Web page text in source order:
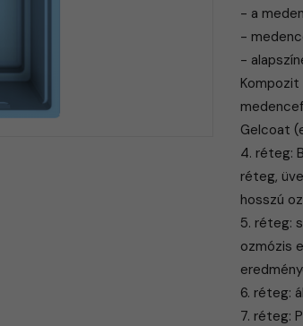
- a
-
-
Gelcoat
4. réteg:
réteg,
hosszú
5. réteg:
ozmózis
6. réteg:
7. réteg: